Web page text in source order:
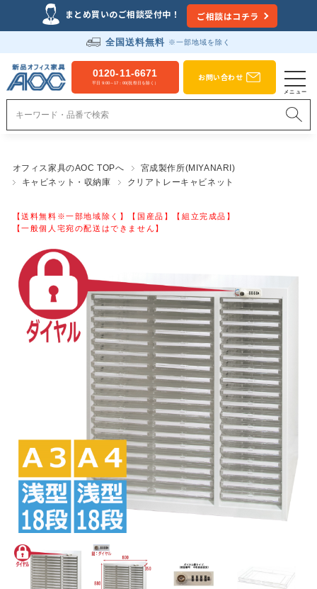
まとめ買いのご相談受付中！ ご相談はコチラ
全国送料無料 ※一部地域を除く
0120-11-6671
平日 9:00～17：00(祝祭日を除く）
お問い合わせ
オフィス家具のAOC TOPへ
宮成製作所(MIYANARI)
キャビネット・収納庫
クリアトレーキャビネット
【送料無料※一部地域除く】【国産品】【組立完成品】
【一般個人宅宛の配送はできません】